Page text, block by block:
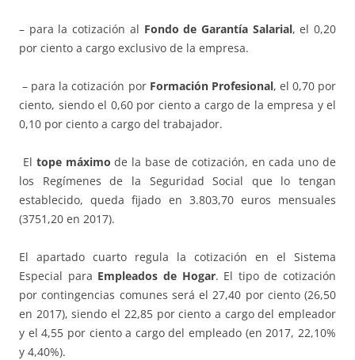
– para la cotización al Fondo de Garantía Salarial, el 0,20
por ciento a cargo exclusivo de la empresa.
– para la cotización por Formación Profesional, el 0,70 por
ciento, siendo el 0,60 por ciento a cargo de la empresa y el
0,10 por ciento a cargo del trabajador.
El tope máximo de la base de cotización, en cada uno de
los Regímenes de la Seguridad Social que lo tengan
establecido, queda fijado en 3.803,70 euros mensuales
(3751,20 en 2017).
El apartado cuarto regula la cotización en el Sistema
Especial para Empleados de Hogar. El tipo de cotización
por contingencias comunes será el 27,40 por ciento (26,50
en 2017), siendo el 22,85 por ciento a cargo del empleador
y el 4,55 por ciento a cargo del empleado (en 2017, 22,10%
y 4,40%).